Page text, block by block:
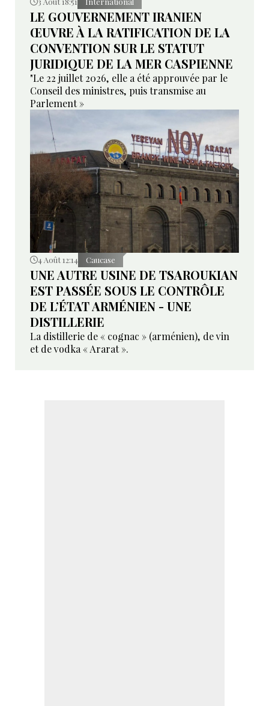
LE GOUVERNEMENT IRANIEN
ŒUVRE À LA RATIFICATION DE LA
CONVENTION SUR LE STATUT
JURIDIQUE DE LA MER CASPIENNE
"Le 22 juillet 2026, elle a été approuvée par le
Conseil des ministres, puis transmise au
Parlement »
4 Août 12:14 Caucase
UNE AUTRE USINE DE TSAROUKIAN
EST PASSÉE SOUS LE CONTRÔLE
DE L’ÉTAT ARMÉNIEN - UNE
DISTILLERIE
La distillerie de « cognac » (arménien), de vin
et de vodka « Ararat ».